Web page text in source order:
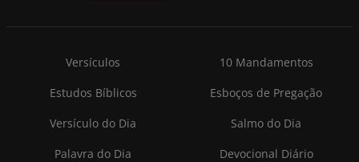
Versículos
10 Mandamentos
Estudos Bíblicos
Esboços de Pregação
Versículo do Dia
Salmo do Dia
Palavra do Dia
Devocional Diário